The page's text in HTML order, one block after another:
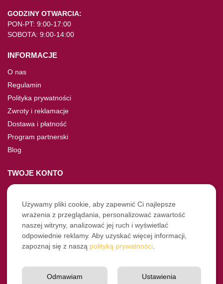
GODZINY OTWARCIA:
PON-PT: 9:00-17:00
SOBOTA: 9:00-14:00
INFORMACJE
O nas
Regulamin
Polityka prywatności
Zwroty i reklamacje
Dostawa i płatność
Program partnerski
Blog
TWOJE KONTO
Moje konto
Nie pamiętasz hasła?
Twoje zamówienia
NASZE SOCIALE
Instagram
Używamy pliki cookie, aby zapewnić Ci najlepsze
wrażenia z przeglądania, personalizować zawartość
naszej witryny, analizować jej ruch i wyświetlać
odpowiednie reklamy. Aby uzyskać więcej informacji,
zapoznaj się z naszą polityką prywatności
Ustawienia
Odmawiam